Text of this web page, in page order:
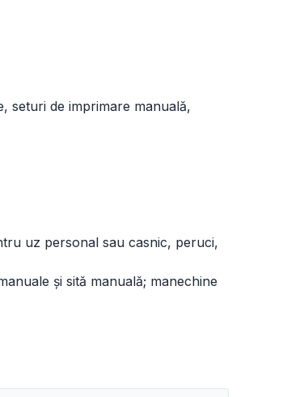
seturi de imprimare manuală,
uz personal sau casnic, peruci,
și sită manuală; manechine